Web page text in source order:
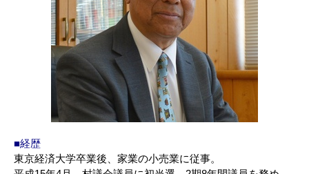
■経歴
東京経済大学卒業後、家業の小売業に従事。